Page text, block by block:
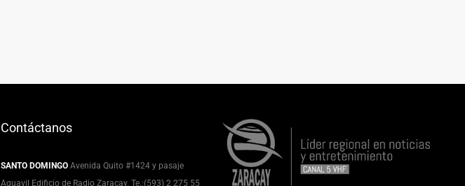
Contáctanos
SANTO DOMINGO Avenida Quito #1424 y pasaje
Aguavil Edificio de Radio Zaracay. Te.:(593) 2 275 55